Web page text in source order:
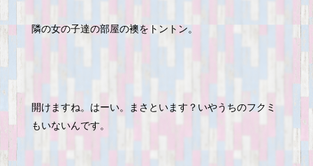
隣の女の子達の部屋の襖をトントン。
開けますね。はーい。まさといます？いやうちのフクミ
もいないんです。